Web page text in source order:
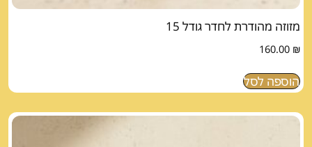
מזוזה מהודרת לחדר גודל 15
160.00 ₪
הוספה לסל